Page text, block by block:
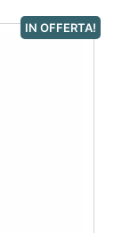
IN OFFERTA!